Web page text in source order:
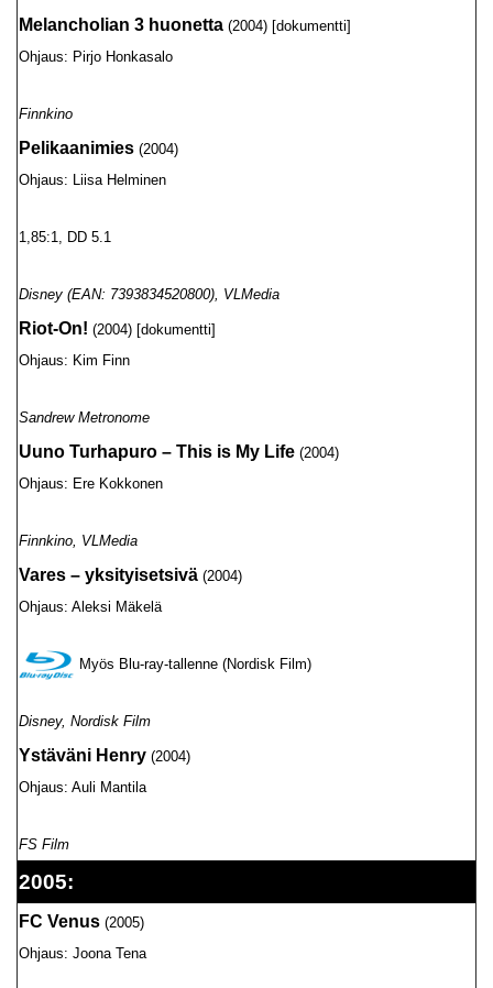
Melancholian 3 huonetta (2004) [dokumentti]
Ohjaus: Pirjo Honkasalo
Finnkino
Pelikaanimies (2004)
Ohjaus: Liisa Helminen
1,85:1, DD 5.1
Disney (EAN: 7393834520800), VLMedia
Riot-On! (2004) [dokumentti]
Ohjaus: Kim Finn
Sandrew Metronome
Uuno Turhapuro – This is My Life (2004)
Ohjaus: Ere Kokkonen
Finnkino, VLMedia
Vares – yksityisetsivä (2004)
Ohjaus: Aleksi Mäkelä
Myös Blu-ray-tallenne (Nordisk Film)
Disney, Nordisk Film
Ystäväni Henry (2004)
Ohjaus: Auli Mantila
FS Film
2005:
FC Venus (2005)
Ohjaus: Joona Tena